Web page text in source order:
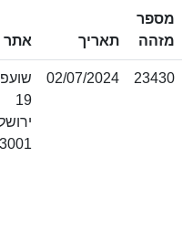
תאריך אתר
02/07/2024
שועפאט
ירושלים
973001